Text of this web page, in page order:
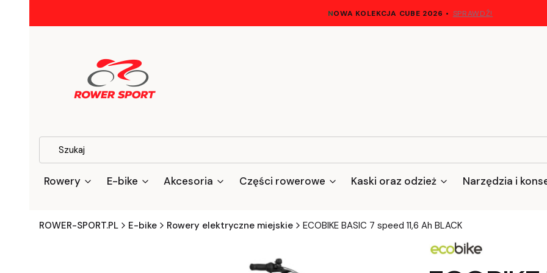
NOWA KOLEKCJA CUBE 2026 • SPRAWDŹ!
Rowery E-bike Akcesoria Części rowerowe Kaski oraz odzież Narzędzia i
ROWER-SPORT.PL E-bike Rowery elektryczne miejskie ECOBIKE BASIC 7 speed 11,6 Ah BLACK